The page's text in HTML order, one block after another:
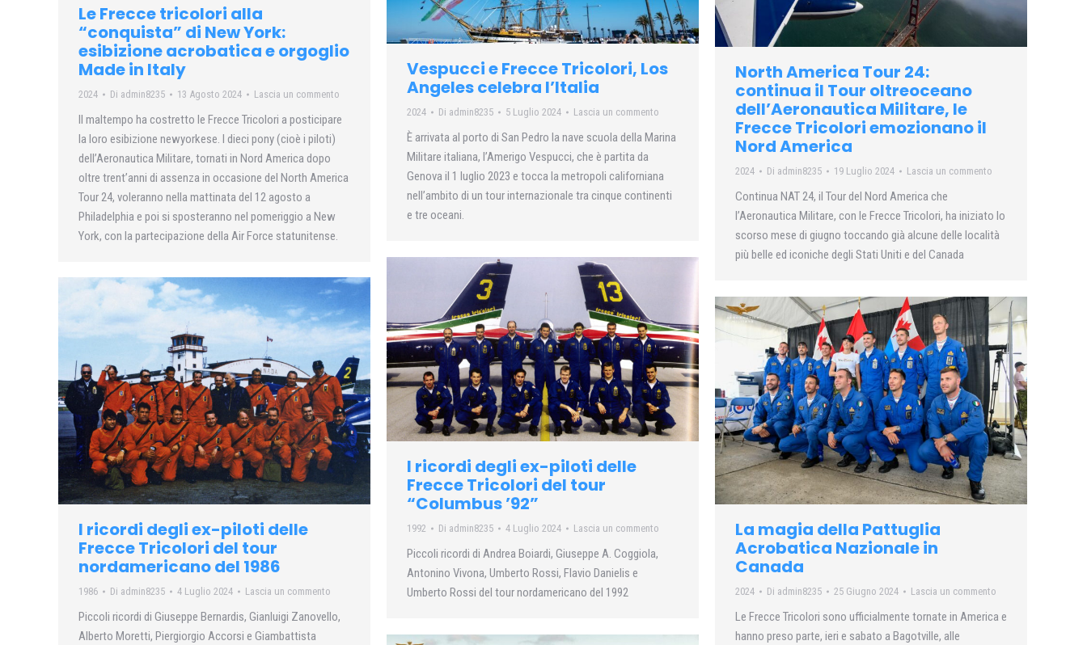
Le Frecce tricolori alla
“conquista” di New York:
esibizione acrobatica e orgoglio
Made in Italy
2024 Di admin8235 13 Agosto 2024 Lascia un commento
Il maltempo ha costretto le Frecce Tricolori a posticipare
la loro esibizione newyorkese. I dieci pony (cioè i piloti)
dell’Aeronautica Militare, tornati in Nord America dopo
oltre trent’anni di assenza in occasione del North America
Tour 24, voleranno nella mattinata del 12 agosto a
Philadelphia e poi si sposteranno nel pomeriggio a New
York, con la partecipazione della Air Force statunitense.
North America Tour 24:
continua il Tour oltreoceano
dell’Aeronautica Militare, le
Frecce Tricolori emozionano il
Nord America
2024 Di admin8235 19 Luglio 2024 Lascia un commento
Continua NAT 24, il Tour del Nord America che
l’Aeronautica Militare, con le Frecce Tricolori, ha iniziato lo
scorso mese di giugno toccando già alcune delle località
più belle ed iconiche degli Stati Uniti e del Canada
Vespucci e Frecce Tricolori, Los
Angeles celebra l’Italia
2024 Di admin8235 5 Luglio 2024 Lascia un commento
È arrivata al porto di San Pedro la nave scuola della Marina
Militare italiana, l’Amerigo Vespucci, che è partita da
Genova il 1 luglio 2023 e tocca la metropoli californiana
nell’ambito di un tour internazionale tra cinque continenti
e tre oceani.
I ricordi degli ex-piloti delle
Frecce Tricolori del tour
“Columbus ’92”
1992 Di admin8235 4 Luglio 2024 Lascia un commento
Piccoli ricordi di Andrea Boiardi, Giuseppe A. Coggiola,
Antonino Vivona, Umberto Rossi, Flavio Danielis e
Umberto Rossi del tour nordamericano del 1992
I ricordi degli ex-piloti delle
Frecce Tricolori del tour
nordamericano del 1986
1986 Di admin8235 4 Luglio 2024 Lascia un commento
Piccoli ricordi di Giuseppe Bernardis, Gianluigi Zanovello,
Alberto Moretti, Piergiorgio Accorsi e Giambattista
La magia della Pattuglia
Acrobatica Nazionale in
Canada
2024 Di admin8235 25 Giugno 2024 Lascia un commento
Le Frecce Tricolori sono ufficialmente tornate in America e
hanno preso parte, ieri e sabato a Bagotville, alle